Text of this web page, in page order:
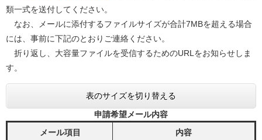
類一式を送付してください。
なお、メールに添付するファイルサイズが合計7MBを超える場合
には、事前に下記のとおりご連絡ください。
折り返し、大容量ファイルを受信するためのURLをお知らせしま
す。
表のサイズを切り替える
申請希望メール内容
メール項目
内容